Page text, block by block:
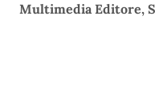
Multimedia Editore,